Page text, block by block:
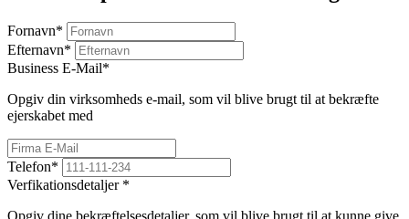
Fornavn*
Efternavn*
Business E-Mail*
Opgiv din virksomheds e-mail, som vil blive brugt til at bekræfte
ejerskabet med
Telefon*
Verfikationsdetaljer *